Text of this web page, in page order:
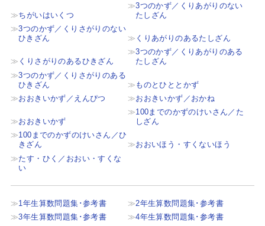
ちがいはいくつ
3つのかず／くりあがりのない
たしざん
3つのかず／くりさがりのない
ひきざん
くりあがりのあるたしざん
くりさがりのあるひきざん
3つのかず／くりあがりのある
たしざん
3つのかず／くりさがりのある
ひきざん
ものとひととかず
おおきいかず／えんぴつ
おおきいかず／おかね
おおきいかず
100までのかずのけいさん／た
しざん
100までのかずのけいさん／ひ
きざん
おおいほう・すくないほう
たす・ひく／おおい・すくな
い
1年生算数問題集･参考書
2年生算数問題集･参考書
3年生算数問題集･参考書
4年生算数問題集･参考書